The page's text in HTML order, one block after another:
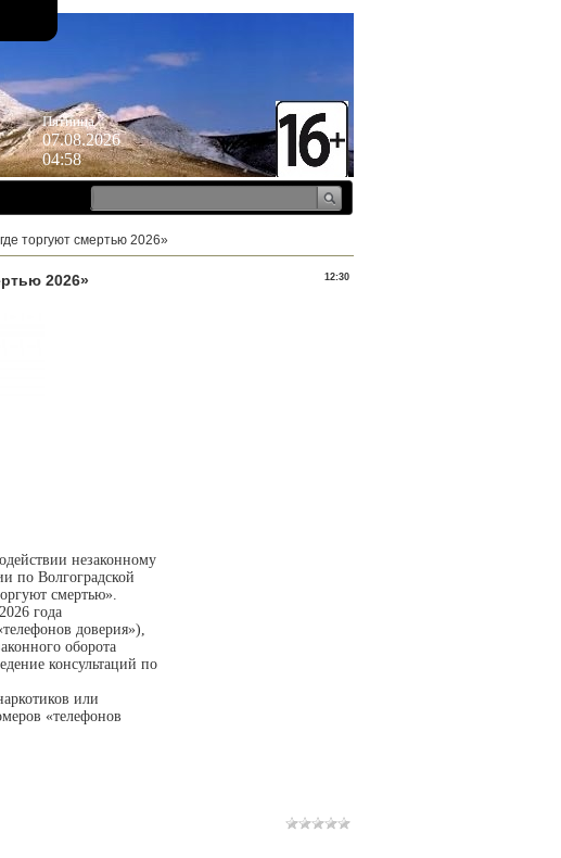
Пятница
07.08.2026
04:58
торгуют смертью 2026»
12:30
2026»
незаконному
по Волгоградской
смертью».
года
доверия»),
оборота
консультаций по
или
«телефонов